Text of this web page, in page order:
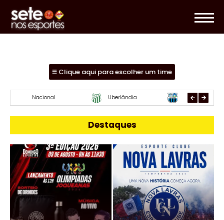
Clique aqui para escolher um time
Mamoré URT Paracatu
Destaques